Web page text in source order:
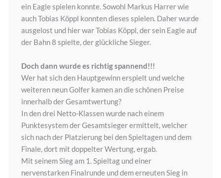
ein Eagle spielen konnte. Sowohl Markus Harrer wie
auch Tobias Köppl konnten dieses spielen. Daher wurde
ausgelost und hier war Tobias Köppl, der sein Eagle auf
der Bahn 8 spielte, der glückliche Sieger.
Doch dann wurde es richtig spannend!!!
Wer hat sich den Hauptgewinn erspielt und welche
weiteren neun Golfer kamen an die schönen Preise
innerhalb der Gesamtwertung?
In den drei Netto-Klassen wurde nach einem
Punktesystem der Gesamtsieger ermittelt, welcher
sich nach der Platzierung bei den Spieltagen und dem
Finale, dort mit doppelter Wertung, ergab.
Mit seinem Sieg am 1. Spieltag und einer
nervenstarken Finalrunde und dem erneuten Sieg in